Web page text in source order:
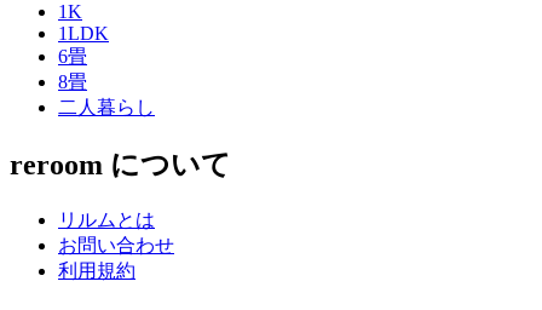
1K
1LDK
6畳
8畳
二人暮らし
reroom について
リルムとは
お問い合わせ
利用規約